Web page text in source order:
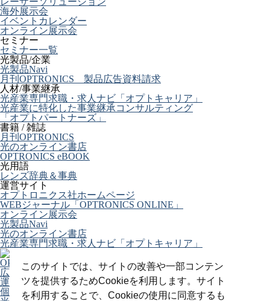
このサイトでは、サイトの改善や一部コンテン
ツを提供するためCookieを利用します。サイト
を利用することで、Cookieの使用に同意するも
海外展示会
イベントカレンダー
オンライン展示会
セミナー
セミナー一覧
光製品/企業
光製品Navi
月刊OPTRONICS 製品広告資料請求
人材/事業継承
光産業専門求職・求人ナビ「オプトキャリア」
光産業に特化した事業継承コンサルティング
「オプトパートナーズ」
書籍 / 雑誌
月刊OPTRONICS
光のオンライン書店
OPTRONICS eBOOK
光用語
レンズ辞典＆事典
運営サイト
オプトロニクス社ホームページ
WEBジャーナル「OPTRONICS ONLINE」
オンライン展示会
光製品Navi
光のオンライン書店
光産業専門求職・求人ナビ「オプトキャリア」
OPTRONICS ONLINE について
広告掲載について
運営会社
個人情報